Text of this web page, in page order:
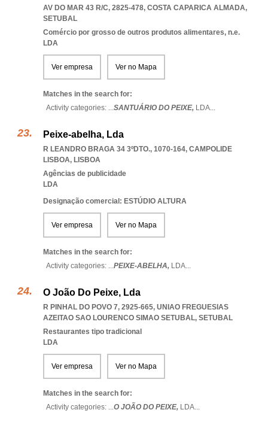
AV DO MAR 43 R/C, 2825-478, COSTA CAPARICA ALMADA,
SETUBAL
Comércio por grosso de outros produtos alimentares, n.e.
LDA
Ver empresa Ver no Mapa
Matches in the search for:
Activity categories: ...SANTUÁRIO DO PEIXE, LDA...
Peixe-abelha, Lda
R LEANDRO BRAGA 34 3ºDTO., 1070-164, CAMPOLIDE
LISBOA, LISBOA
Agências de publicidade
LDA
Designação comercial: ESTÚDIO ALTURA
Ver empresa Ver no Mapa
Matches in the search for:
Activity categories: ...PEIXE-ABELHA, LDA...
O João Do Peixe, Lda
R PINHAL DO POVO 7, 2925-665, UNIAO FREGUESIAS
AZEITAO SAO LOURENCO SIMAO SETUBAL, SETUBAL
Restaurantes tipo tradicional
LDA
Ver empresa Ver no Mapa
Matches in the search for:
Activity categories: ...O JOÃO DO PEIXE, LDA...